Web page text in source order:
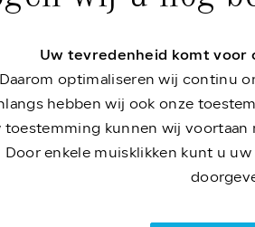
Uw tevredenheid komt voor
Daarom optimaliseren wij continu
hebben wij ook onze
toestemming kunnen wij
Door enkele muisklikken kunt u